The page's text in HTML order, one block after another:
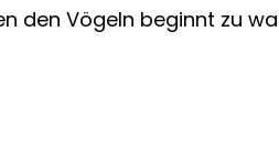
den Vögeln beginnt zu